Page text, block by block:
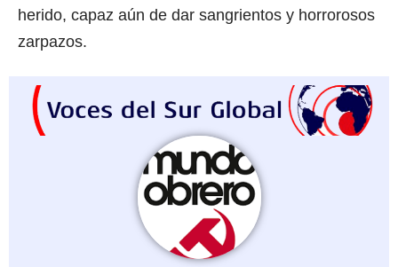
herido, capaz aún de dar sangrientos y horrorosos
zarpazos.